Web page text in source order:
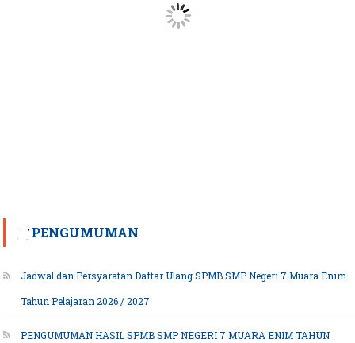
PENGUMUMAN
Jadwal dan Persyaratan Daftar Ulang SPMB SMP Negeri 7 Muara Enim
Tahun Pelajaran 2026 / 2027
PENGUMUMAN HASIL SPMB SMP NEGERI 7 MUARA ENIM TAHUN